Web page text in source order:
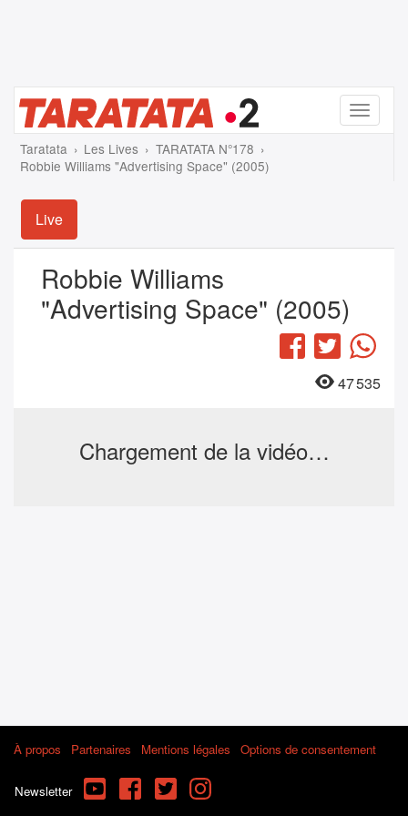
Menu
Taratata Les Lives
TARATATA N°178
Robbie Williams "Advertising Space" (2005)
Live
Robbie Williams
"Advertising Space" (2005)
Facebook
Twitter
47 535
Chargement de la vidéo…
À propos Partenaires Mentions légales Options de consentement
Newsletter YouTube FacebookTwitterInstagram